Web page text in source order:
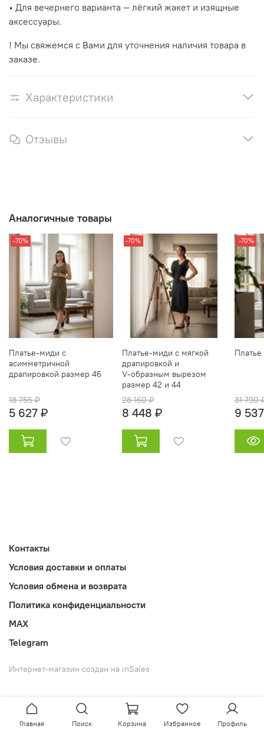
• Для вечернего варианта — лёгкий жакет и изящные
аксессуары.
! Мы свяжемся с Вами для уточнения наличия товара в
заказе.
Характеристики
Отзывы
Аналогичные товары
-70%
Платье‑миди с
асимметричной
драпировкой размер 46
18 755 ₽
5 627 ₽
-70%
Платье‑миди с мягкой
драпировкой и
V‑образным вырезом
размер 42 и 44
28 160 ₽
8 448 ₽
-70%
31 790
9
Контакты
Условия доставки и оплаты
Условия обмена и возврата
Политика конфиденциальности
MAX
Telegram
Интернет-магазин создан на inSales
Главная Поиск Корзина Избранное Профиль